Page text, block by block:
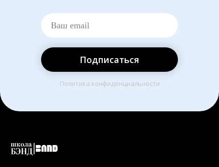
Подписаться
Политика конфиденциальности